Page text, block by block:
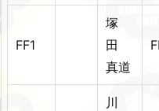
FF1
塚
田
真道
川